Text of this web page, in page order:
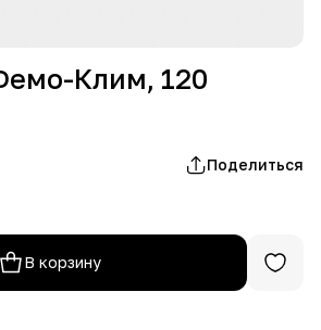
Клим, 120
Поделиться
В корзину